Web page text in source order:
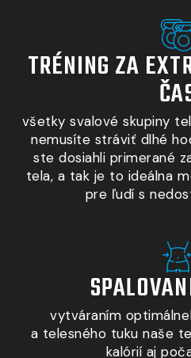
TRÉNING ZA
všetky svalové skupiny
nemusíte stráviť dlhé
ste dosiahli primerané
tela, a tak je to ideálna
pre ľudí s
vytváraním
a telesného tuku naše
kalórií aj